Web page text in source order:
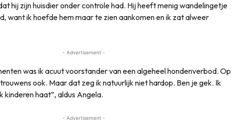
hij zijn huisdier onder controle had. Hij heeft menig wandelingetje
want ik hoefde hem maar te zien aankomen en ik zat alweer
- Advertisement -
was ik acuut voorstander van een algeheel hondenverbod. Op
ook. Maar dat zeg ik natuurlijk niet hardop. Ben je gek. Ik
kinderen haat”, aldus Angela.
- Advertisement -